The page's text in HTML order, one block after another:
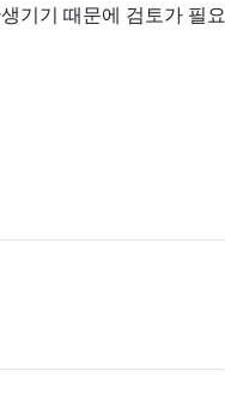
기기 때문에 검토가 필요